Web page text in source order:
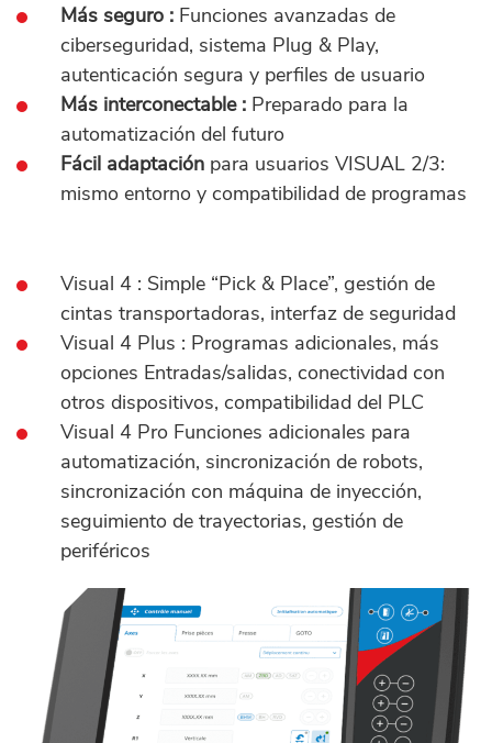
Más seguro : Funciones avanzadas de
ciberseguridad, sistema Plug & Play,
autenticación segura y perfiles de usuario
Más interconectable : Preparado para la
automatización del futuro
Fácil adaptación para usuarios VISUAL 2/3:
mismo entorno y compatibilidad de programas
Visual 4 : Simple “Pick & Place”, gestión de
cintas transportadoras, interfaz de seguridad
Visual 4 Plus : Programas adicionales, más
opciones Entradas/salidas, conectividad con
otros dispositivos, compatibilidad del PLC
Visual 4 Pro Funciones adicionales para
automatización, sincronización de robots,
sincronización con máquina de inyección,
seguimiento de trayectorias, gestión de
periféricos